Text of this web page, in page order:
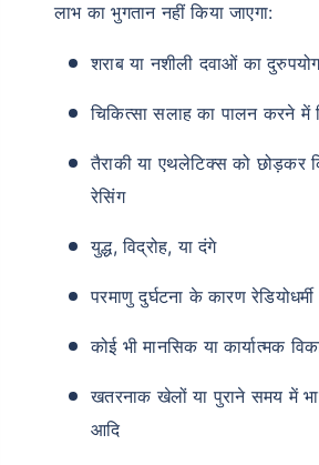
लाभ का भुगतान नहीं किया जाएगा:
शराब या नशीली दवाओं का
चिकित्सा सलाह का पालन करने में
तैराकी या एथलेटिक्स को छोड़कर
रेसिंग
युद्ध, विद्रोह, या दंगे
परमाणु दुर्घटना के कारण
कोई भी मानसिक या कार्यात्मक
खतरनाक खेलों या पुराने समय में
आदि